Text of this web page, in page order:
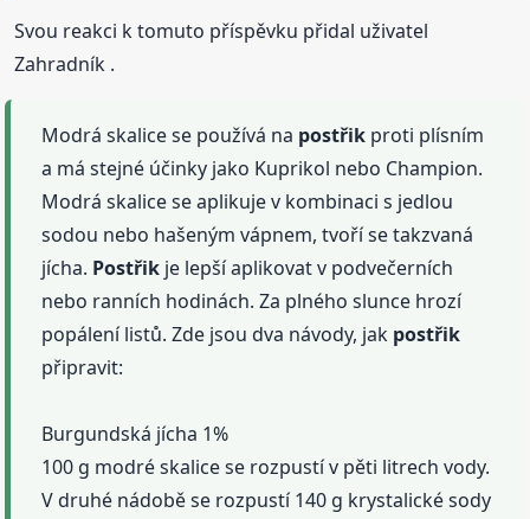
Svou reakci k tomuto příspěvku přidal uživatel
Zahradník .
Modrá skalice se používá na postřik proti plísním
a má stejné účinky jako Kuprikol nebo Champion.
Modrá skalice se aplikuje v kombinaci s jedlou
sodou nebo hašeným vápnem, tvoří se takzvaná
jícha. Postřik je lepší aplikovat v podvečerních
nebo ranních hodinách. Za plného slunce hrozí
popálení listů. Zde jsou dva návody, jak postřik
připravit:
Burgundská jícha 1%
100 g modré skalice se rozpustí v pěti litrech vody.
V druhé nádobě se rozpustí 140 g krystalické sody